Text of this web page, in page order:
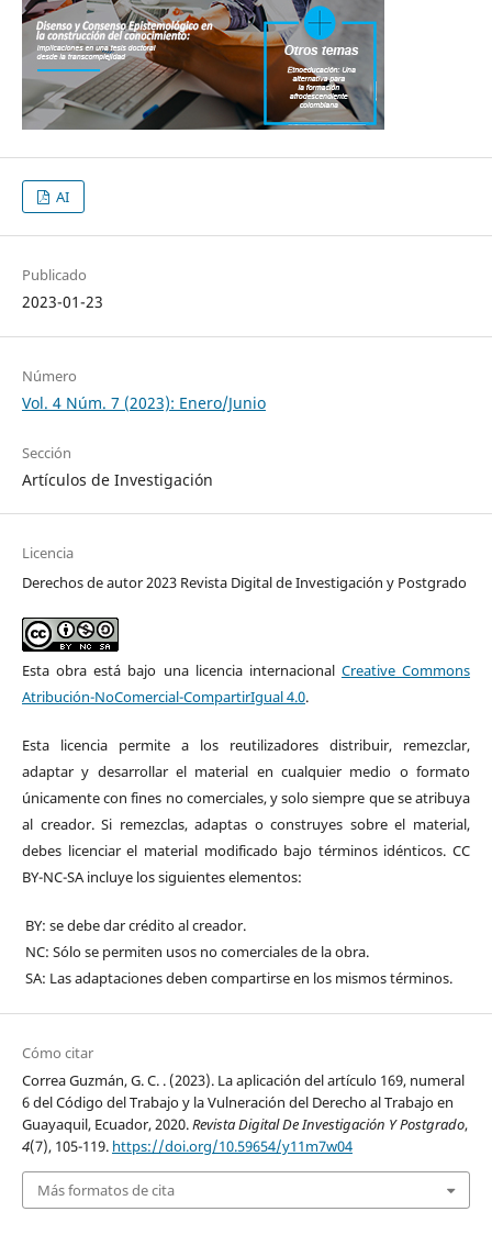
AI
Publicado
2023-01-23
Número
Vol. 4 Núm. 7 (2023): Enero/Junio
Sección
Artículos de Investigación
Licencia
Derechos de autor 2023 Revista Digital de Investigación y Postgrado
Esta obra está bajo una licencia internacional Creative Commons
Atribución-NoComercial-CompartirIgual 4.0.
Esta licencia permite a los reutilizadores distribuir, remezclar,
adaptar y desarrollar el material en cualquier medio o formato
únicamente con fines no comerciales, y solo siempre que se atribuya
al creador. Si remezclas, adaptas o construyes sobre el material,
debes licenciar el material modificado bajo términos idénticos. CC
BY-NC-SA incluye los siguientes elementos:
BY: se debe dar crédito al creador.
NC: Sólo se permiten usos no comerciales de la obra.
SA: Las adaptaciones deben compartirse en los mismos términos.
Cómo citar
Correa Guzmán, G. C. . (2023). La aplicación del artículo 169, numeral
6 del Código del Trabajo y la Vulneración del Derecho al Trabajo en
Guayaquil, Ecuador, 2020.Revista Digital De Investigación Y Postgrado,
4(7), 105-119. https://doi.org/10.59654/y11m7w04
Más formatos de cita